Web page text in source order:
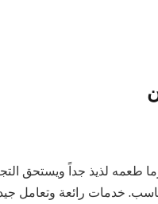
طعمه لذيذ جداً ويستحق
خدمات رائعة وتعامل جيد